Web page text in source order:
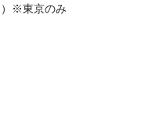
）※東京のみ